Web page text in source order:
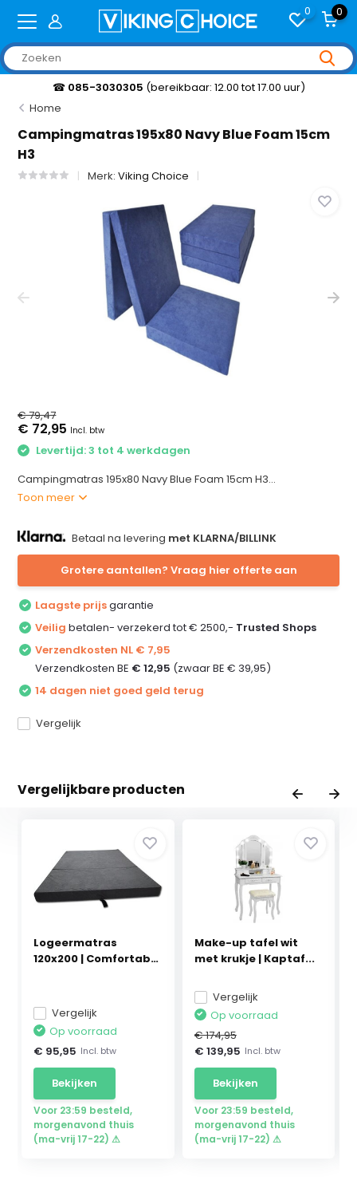
0 0
☎ 085-3030305 (bereikbaar: 12.00 tot 17.00 uur)
Home
Campingmatras 195x80 Navy Blue Foam 15cm
H3
Merk:Viking Choice
€ 79,47
€ 72,95 Incl. btw
Levertijd: 3 tot 4 werkdagen
Campingmatras 195x80 Navy Blue Foam 15cm H3...
Toon meer
Betaal na levering met KLARNA/BILLINK
Grotere aantallen? Vraag hier offerte aan
Laagste prijsgarantie
Veilig betalen- verzekerd tot € 2500,- Trusted Shops
Verzendkosten NL € 7,95
Verzendkosten BE € 12,95 (zwaar BE € 39,95)
14 dagen niet goed geld terug
Vergelijk
Vergelijkbare producten
Logeermatras
120x200 | Comfortabel
Vergelijk
Op voorraad
€ 95,95 Incl. btw
Bekijken
Voor 23:59 besteld,
morgenavond thuis
(ma-vrij 17-22) ⚠
Make-up tafel wit
met krukje | Kaptaf...
Vergelijk
Op voorraad
€ 174,95
€ 139,95 Incl. btw
Bekijken
Voor 23:59 besteld,
morgenavond thuis
(ma-vrij 17-22) ⚠